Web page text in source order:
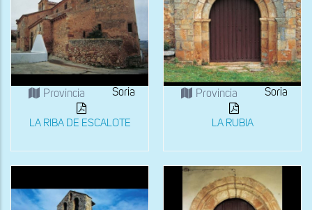
Provincia Soria
LA RIBA DE ESCALOTE
Provincia Soria
LA RUBIA